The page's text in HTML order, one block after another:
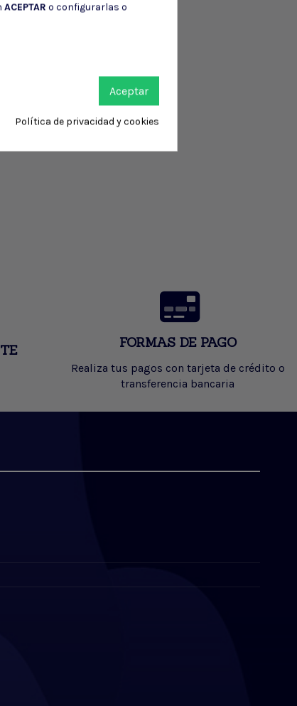
FORMAS DE PAGO
Realiza tus pagos con tarjeta de crédito o
transferencia bancaria
ACEPTAR o configurarlas o
Aceptar
Política de privacidad y cookies